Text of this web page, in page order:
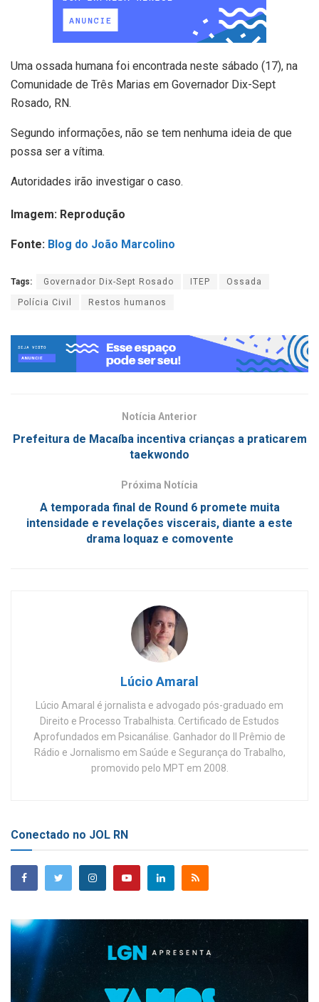
Uma ossada humana foi encontrada neste sábado (17), na
Comunidade de Três Marias em Governador Dix-Sept
Rosado, RN.
Segundo informações, não se tem nenhuma ideia de que
possa ser a vítima.
Autoridades irão investigar o caso.
Imagem: Reprodução
Fonte: Blog do João Marcolino
Tags: Governador Dix-Sept Rosado ITEP Ossada
Polícia Civil Restos humanos
Notícia Anterior
Prefeitura de Macaíba incentiva crianças a praticarem
taekwondo
Próxima Notícia
A temporada final de Round 6 promete muita
intensidade e revelações viscerais, diante a este
drama loquaz e comovente
Lúcio Amaral
Lúcio Amaral é jornalista e advogado pós-graduado em
Direito e Processo Trabalhista. Certificado de Estudos
Aprofundados em Psicanálise. Ganhador do II Prêmio de
Rádio e Jornalismo em Saúde e Segurança do Trabalho,
promovido pelo MPT em 2008.
Conectado no JOL RN